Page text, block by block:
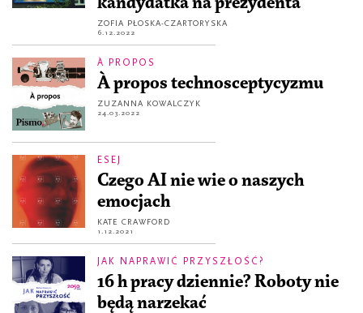
ZOFIA PŁOSKA-CZARTORYSKA
6.12.2022
À PROPOS
À propos technosceptycyzmu
ZUZANNA KOWALCZYK
24.03.2022
ESEJ
Czego AI nie wie o naszych
emocjach
KATE CRAWFORD
1.12.2021
JAK NAPRAWIĆ PRZYSZŁOŚĆ?
16 h pracy dziennie? Roboty nie
będą narzekać